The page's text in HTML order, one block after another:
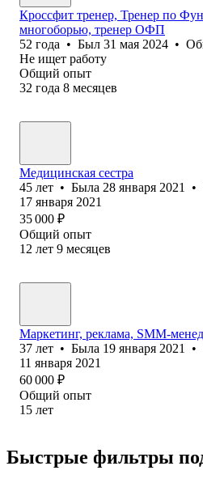
Кроссфит тренер, Тренер по
многоборью, тренер ОФП
52 года • Был 31 мая 2024 •
Не ищет работу
Общий опыт
32 года 8 месяцев
Медицинская сестра
45 лет • Была 28 января 2021 •
17 января 2021
35 000 ₽
Общий опыт
12 лет 9 месяцев
Маркетинг, реклама, SMM-
37 лет • Была 19 января 2021 •
11 января 2021
60 000 ₽
Общий опыт
15 лет
Быстрые фильтры